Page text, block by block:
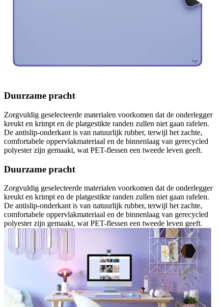
Duurzame pracht
Zorgvuldig geselecteerde materialen voorkomen dat de onderlegger
kreukt en krimpt en de platgestikte randen zullen niet gaan rafelen.
De antislip-onderkant is van natuurlijk rubber, terwijl het zachte,
comfortabele oppervlakmateriaal en de binnenlaag van gerecycled
polyester zijn gemaakt, wat PET-flessen een tweede leven geeft.
Duurzame pracht
Zorgvuldig geselecteerde materialen voorkomen dat de onderlegger
kreukt en krimpt en de platgestikte randen zullen niet gaan rafelen.
De antislip-onderkant is van natuurlijk rubber, terwijl het zachte,
comfortabele oppervlakmateriaal en de binnenlaag van gerecycled
polyester zijn gemaakt, wat PET-flessen een tweede leven geeft.